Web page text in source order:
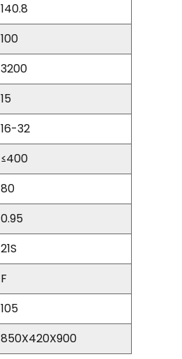
140.8
100
3200
15
16-32
≤400
80
0.95
21S
F
105
850X420X900